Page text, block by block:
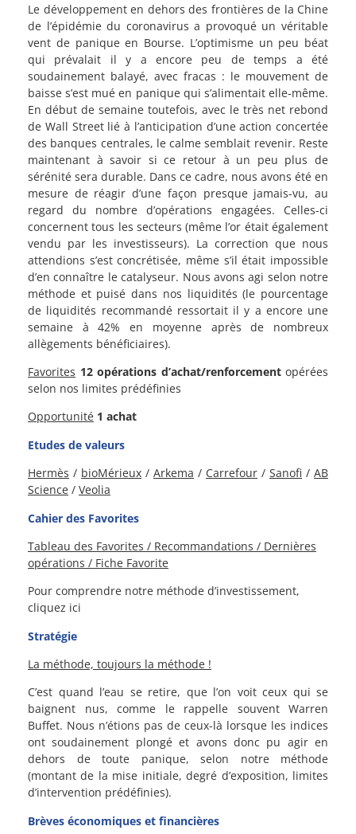
Le développement en dehors des frontières de la Chine
de l’épidémie du coronavirus a provoqué un véritable
vent de panique en Bourse. L’optimisme un peu béat
qui prévalait il y a encore peu de temps a été
soudainement balayé, avec fracas : le mouvement de
baisse s’est mué en panique qui s’alimentait elle-même.
En début de semaine toutefois, avec le très net rebond
de Wall Street lié à l’anticipation d’une action concertée
des banques centrales, le calme semblait revenir. Reste
maintenant à savoir si ce retour à un peu plus de
sérénité sera durable. Dans ce cadre, nous avons été en
mesure de réagir d’une façon presque jamais-vu, au
regard du nombre d’opérations engagées. Celles-ci
concernent tous les secteurs (même l’or était également
vendu par les investisseurs). La correction que nous
attendions s’est concrétisée, même s’il était impossible
d’en connaître le catalyseur. Nous avons agi selon notre
méthode et puisé dans nos liquidités (le pourcentage
de liquidités recommandé ressortait il y a encore une
semaine à 42% en moyenne après de nombreux
allègements bénéficiaires).
Favorites 12 opérations d’achat/renforcementopérées
selon nos limites prédéfinies
Opportunité 1 achat
Etudes de valeurs
Hermès / bioMérieux / Arkema / Carrefour / Sanofi / AB
Science / Veolia
Cahier des Favorites
Tableau des Favorites / Recommandations / Dernières
opérations / Fiche Favorite
Pour comprendre notre méthode d’investissement,
cliquez ici
Stratégie
La méthode, toujours la méthode !
C’est quand l’eau se retire, que l’on voit ceux qui se
baignent nus, comme le rappelle souvent Warren
Buffet. Nous n’étions pas de ceux-là lorsque les indices
ont soudainement plongé et avons donc pu agir en
dehors de toute panique, selon notre méthode
(montant de la mise initiale, degré d’exposition, limites
d’intervention prédéfinies).
Brèves économiques et financières